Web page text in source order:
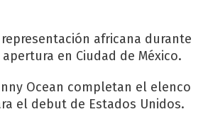
africana durante
en Ciudad de México.
Ocean completan el elenco
el debut de Estados Unidos.